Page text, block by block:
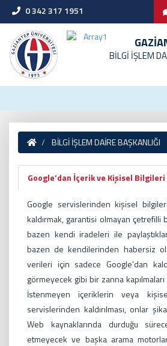
0 342 317 1951
BİLGİ İŞLEM
BİLGİ İŞLEM DAİRE BAŞKANLIĞI
Google’dan İçerik ve Kişisel Bilgileri
Google servislerinden kişisel
kaldırmak, garantisi olmayan çetrefilli
bazen kendi iradeleri ile
bazen de kendilerinden habersiz
verileri için sadece Google’dan
görmeyecek gibi bir zanna
İstenmeyen içeriklerin veya
servislerinden kaldırılması, onlar
Web kaynaklarında durduğu
etmeyecek ve başka arama